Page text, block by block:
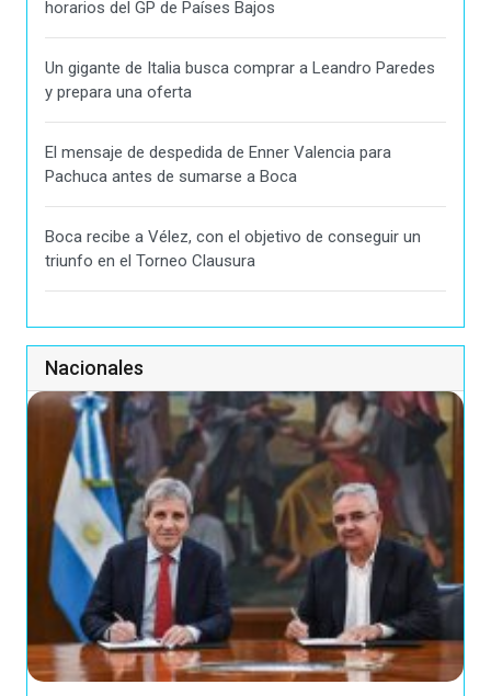
horarios del GP de Países Bajos
Un gigante de Italia busca comprar a Leandro Paredes
y prepara una oferta
El mensaje de despedida de Enner Valencia para
Pachuca antes de sumarse a Boca
Boca recibe a Vélez, con el objetivo de conseguir un
triunfo en el Torneo Clausura
Nacionales